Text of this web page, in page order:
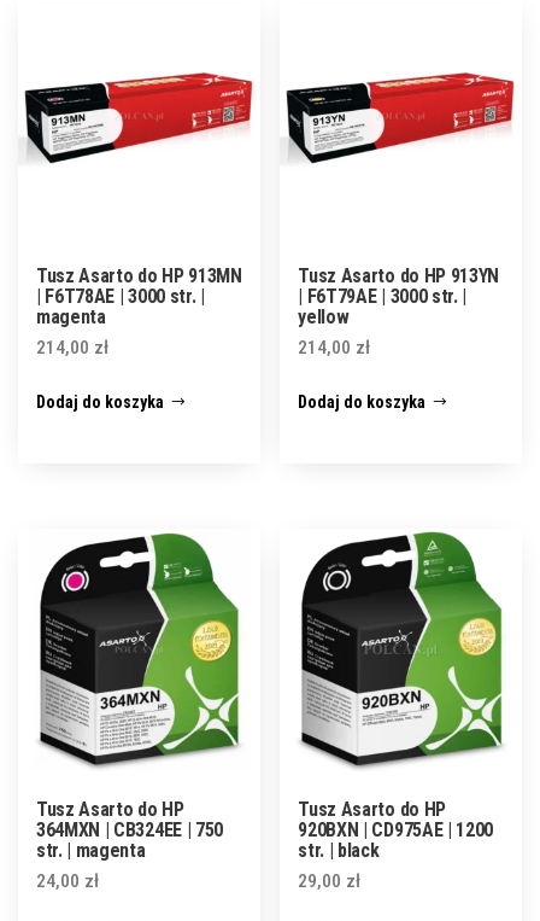
Tusz Asarto do HP 913MN
| F6T78AE | 3000 str. |
magenta
214,00 zł
Dodaj do koszyka
Tusz Asarto do HP 913YN
| F6T79AE | 3000 str. |
yellow
214,00 zł
Dodaj do koszyka
Tusz Asarto do HP
364MXN | CB324EE | 750
str. | magenta
24,00 zł
Tusz Asarto do HP
920BXN | CD975AE | 1200
str. | black
29,00 zł